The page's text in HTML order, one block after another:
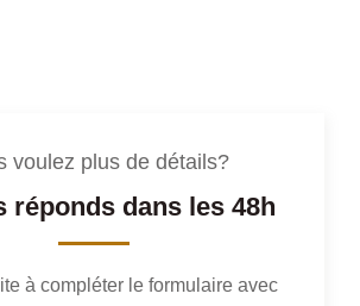
voulez plus de détails?
réponds dans les 48h
à compléter le formulaire avec